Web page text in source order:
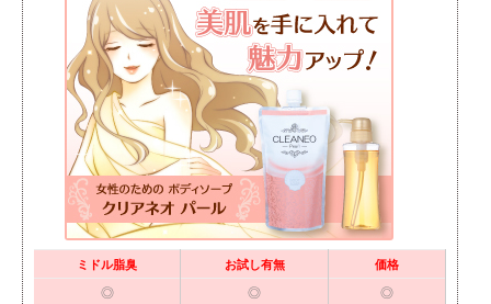
ミドル脂臭 お試し有無 価格
◎
◎
◎